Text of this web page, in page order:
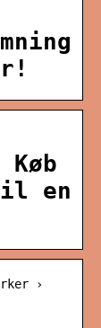
en
›